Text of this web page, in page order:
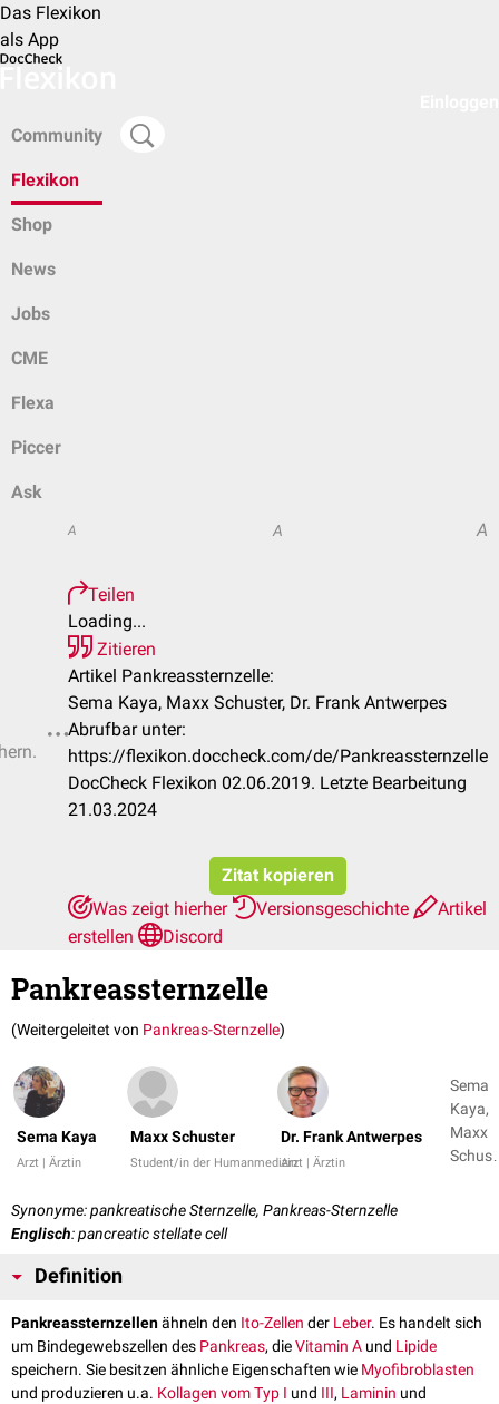
Das Flexikon
als App
Community
Flexikon
Shop
News
Jobs
CME
Flexa
Piccer
Ask
A A A
Teilen
Loading...
Zitieren
Artikel Pankreassternzelle:
Sema Kaya, Maxx Schuster, Dr. Frank Antwerpes
Abrufbar unter:
https://flexikon.doccheck.com/de/Pankreassternzelle
DocCheck Flexikon 02.06.2019. Letzte Bearbeitung
21.03.2024
Zitat kopieren
Was zeigt hierher
Versionsgeschichte
Artikel
erstellen
Discord
Pankreassternzelle
(Weitergeleitet von Pankreas-Sternzelle)
Sema Kaya
Arzt | Ärztin
Maxx Schuster
Student/in der Humanmedizin
Dr. Frank Antwerpes
Arzt | Ärztin
Sema
Kaya,
Maxx
Synonyme: pankreatische Sternzelle, Pankreas-Sternzelle
Englisch: pancreatic stellate cell
Definition
Pankreassternzellenähneln den Ito-Zellen der Leber. Es handelt sich
um Bindegewebszellen des Pankreas, dieVitamin A und Lipide
speichern. Sie besitzen ähnliche Eigenschaften wie Myofibroblasten
und produzieren u.a. Kollagen vom Typ I und III, Laminin und